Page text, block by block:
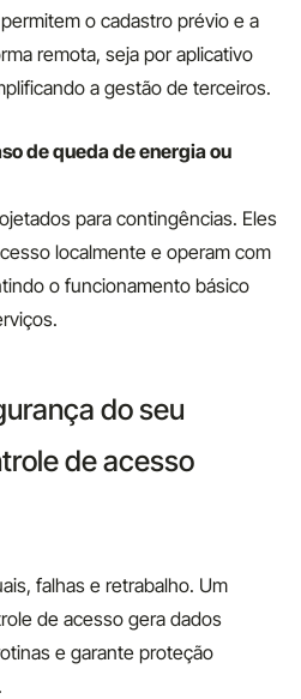
o cadastro prévio e a
remota, seja por aplicativo
a gestão de terceiros.
de queda de energia ou
para contingências. Eles
localmente e operam com
o funcionamento básico
do seu
de acesso
falhas e retrabalho. Um
de acesso gera dados
e garante proteção